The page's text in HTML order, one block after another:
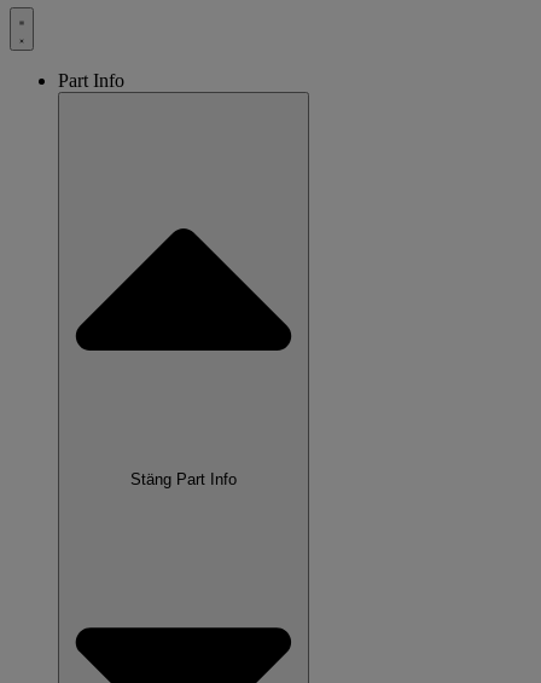
Part Info
Stäng Part Info